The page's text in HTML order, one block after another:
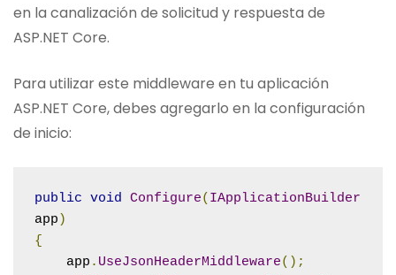
en la canalización de solicitud y respuesta de
ASP.NET Core.
Para utilizar este middleware en tu aplicación
ASP.NET Core, debes agregarlo en la configuración
de inicio:
public void Configure( IApplicationBuilder
app )
{
    app
. UseJsonHeaderMiddleware();